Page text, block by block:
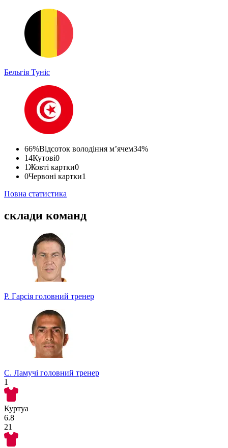
Бельгія Туніс
66%Відсоток володіння м’ячем34%
14Кутові0
1Жовті картки0
0Червоні картки1
Повна статистика
склади команд
Р. Гарсія головний тренер
С. Ламучі головний тренер
1
Куртуа
6.8
21